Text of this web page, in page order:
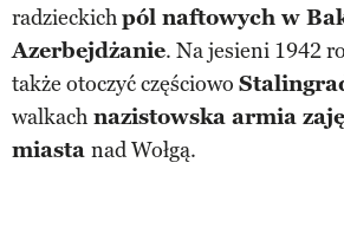
radzieckichpól naftowych w
Azerbejdżanie. Na jesieni 1942
także otoczyć częściowo
walkach nazistowska armia
miasta nad Wołgą.